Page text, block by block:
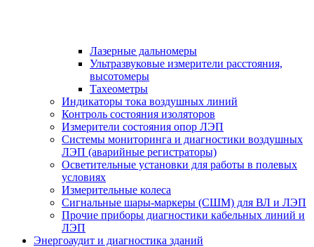
Лазерные дальномеры
Ультразвуковые измерители расстояния,
высотомеры
Тахеометры
Индикаторы тока воздушных линий
Контроль состояния изоляторов
Измерители состояния опор ЛЭП
Системы мониторинга и диагностики воздушных
ЛЭП (аварийные регистраторы)
Осветительные установки для работы в полевых
условиях
Измерительные колеса
Сигнальные шары-маркеры (СШМ) для ВЛ и ЛЭП
Прочие приборы диагностики кабельных линий и
ЛЭП
Энергоаудит и диагностика зданий